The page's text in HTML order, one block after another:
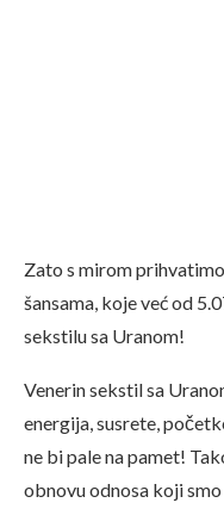
Zato s mirom
šansama, koje već od
sekstilu sa Uranom!
Venerin sekstil sa
energija, susrete,
ne bi pale na pamet!
obnovu odnosa koji